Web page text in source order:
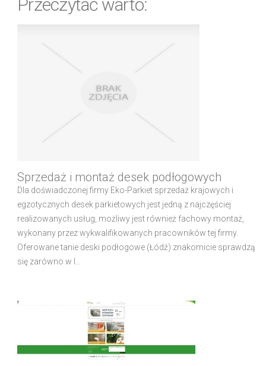
Przeczytać warto:
Sprzedaż i montaż desek podłogowych
Dla doświadczonej firmy Eko-Parkiet sprzedaż krajowych i
egzotycznych desek parkietowych jest jedną z najczęściej
realizowanych usług, możliwy jest również fachowy montaż,
wykonany przez wykwalifikowanych pracowników tej firmy.
Oferowane tanie deski podłogowe (Łódź) znakomicie sprawdzą
się zarówno w l...